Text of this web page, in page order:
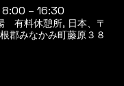
– 16:30
有料休憩所, 日本、〒
郡みなかみ町藤原３８